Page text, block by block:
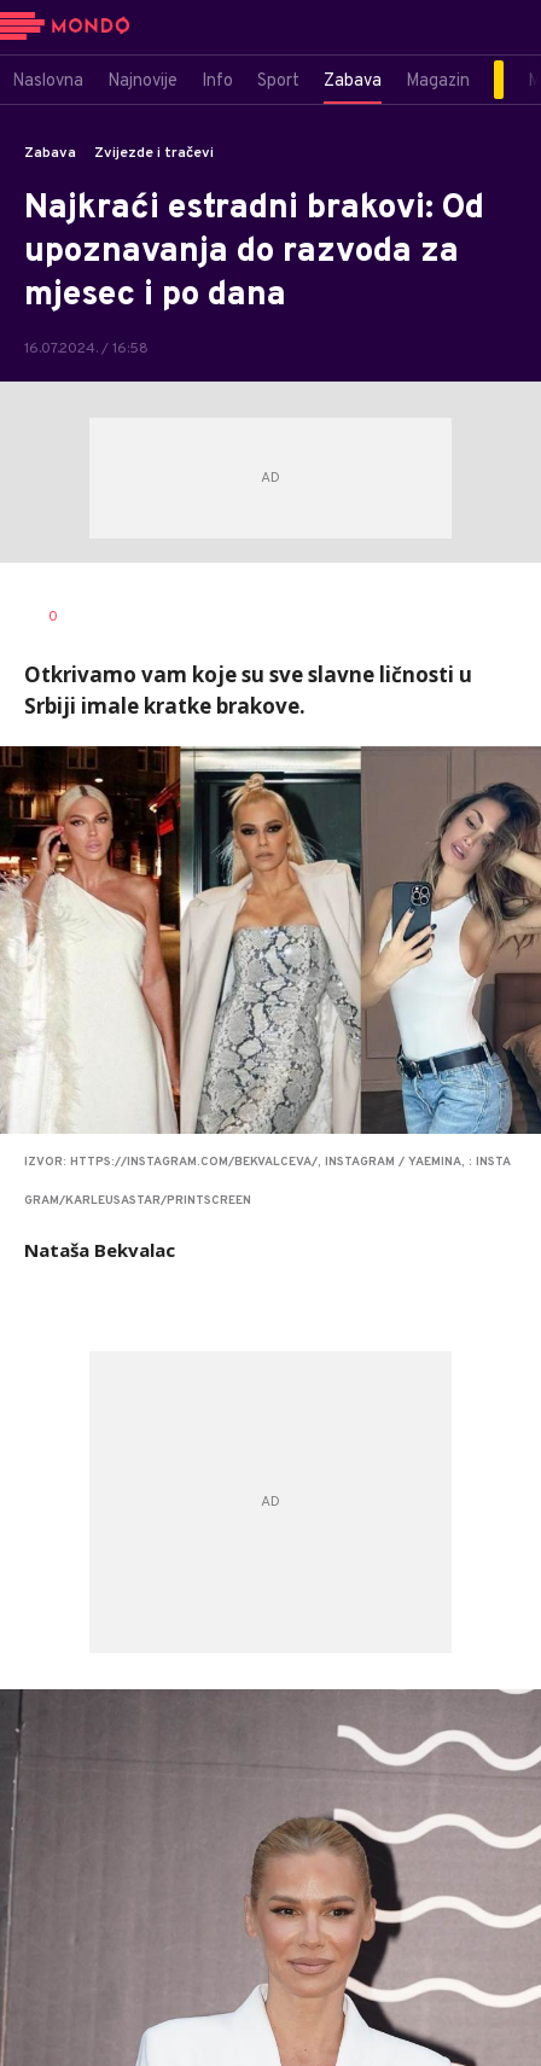
Naslovna Najnovije Info Sport Zabava Magazin
Zabava Zvijezde i tračevi
Najkraći estradni brakovi: Od
upoznavanja do razvoda za
mjesec i po dana
16.07.2024. / 16:58
AUTOR
0
Otkrivamo vam koje su sve slavne ličnosti u
Srbiji imale kratke brakove.
IZVOR: HTTPS://INSTAGRAM.COM/BEKVALCEVA/, INSTAGRAM / YAEMINA, : INSTA
GRAM/KARLEUSASTAR/PRINTSCREEN
Nataša Bekvalac